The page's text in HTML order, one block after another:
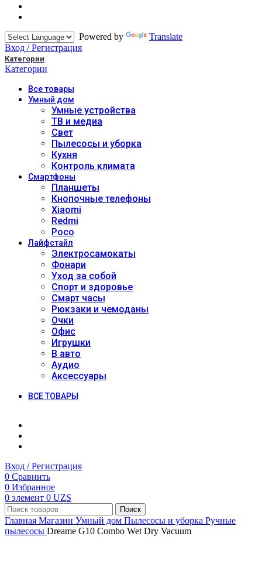
Powered by
Translate
Вход / Регистрация
Категории
Категории
Всетовары
Умный дом
Умные устройства
ТВ и медиа
Свет
Пылесосы и уборка
Кухня
Контроль климата
Смартфоны
Планшеты
Кнопочные телефоны
Xiaomi
Redmi
Poco
Лайфстайл
Электросамокаты
Фонари
Уход за собой
Спорт и здоровье
Смарт часы
Рюкзаки и чемоданы
Очки
Офис
Игрушки
В авто
Аудио
Аксессуары
ВСЕ ТОВАРЫ
Вход / Регистрация
0 Сравнить
0 Избранное
0 элемент 0 UZS
Поиск
Главная Магазин Умный дом Пылесосы и уборка Ручные
пылесосы Dreame G10 Combo Wet Dry Vacuum